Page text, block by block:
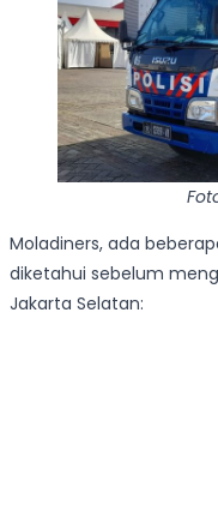
Moladiners, ada
diketahui sebelum
Jakarta Selatan: